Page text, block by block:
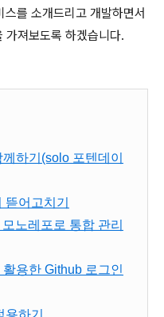
를 소개드리고 개발하면서
가져보도록 하겠습니다.
하기(solo 포텐데이
어고치기
노레포로 통합 관리
용한 Github 로그인
하기